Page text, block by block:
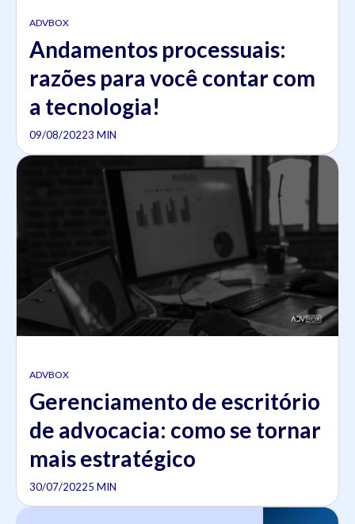
ADVBOX
Andamentos processuais:
razões para você contar com
a tecnologia!
09/08/20223 MIN
ADVBOX
Gerenciamento de escritório
de advocacia: como se tornar
mais estratégico
30/07/20225 MIN